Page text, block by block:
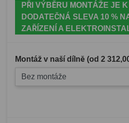
PŘI VÝBĚRU MONTÁŽE JE K
DODATEČNÁ SLEVA 10 %
ZAŘÍZENÍ A
Montáž v naší dílně (od 2
Bez montáže